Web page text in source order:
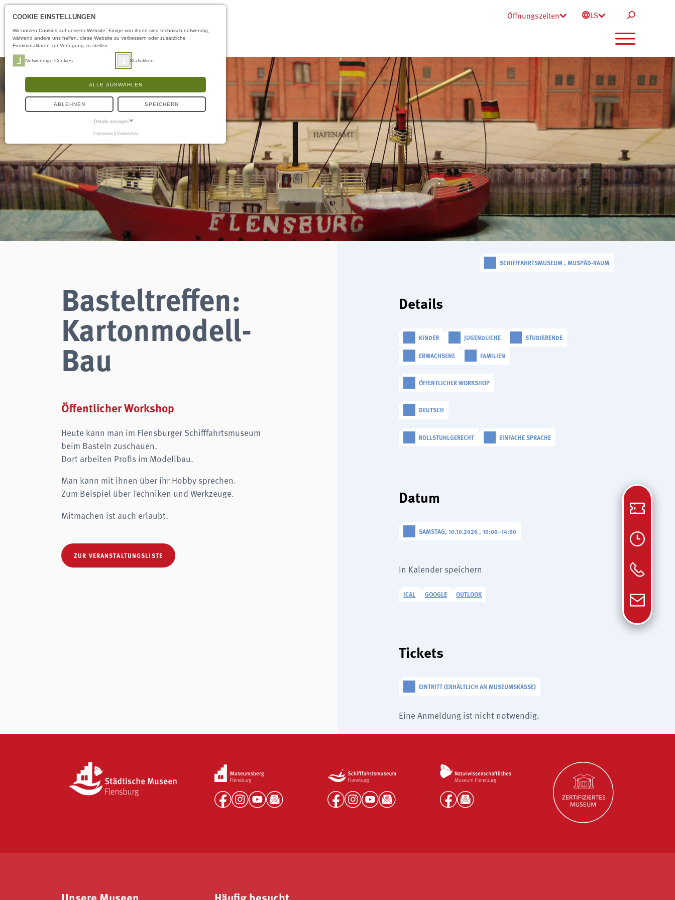
Öffnungszeiten LS
Basteltreffen:
Kartonmodell-
Bau
Öffentlicher Workshop
Heute kann man im Flensburger Schifffahrtsmuseum
beim Basteln zuschauen.
Dort arbeiten Profis im Modellbau.
Man kann mit ihnen über ihr Hobby sprechen.
Zum Beispiel über Techniken und Werkzeuge.
Mitmachen ist auch erlaubt.
ZUR VERANSTALTUNGSLISTE
SCHIFFFAHRTSMUSEUM , MUSPÄD-RAUM
Details
KINDER JUGENDLICHE STUDIERENDE
ERWACHSENE FAMILIEN
ÖFFENTLICHER WORKSHOP
DEUTSCH
ROLLSTUHLGERECHT EINFACHE SPRACHE
Datum
SAMSTAG, 10.10.2026 , 10:00–14:00
In Kalender speichern
ICAL GOOGLE OUTLOOK
Tickets
EINTRITT (ERHÄLTLICH AN MUSEUMSKASSE)
Eine Anmeldung ist nicht notwendig.
COOKIE EINSTELLUNGEN
Wir nutzen Cookies auf unserer Website. Einige von ihnen sind technisch notwendig,
während andere uns helfen, diese Website zu verbessern oder zusätzliche
Funktionalitäten zur Verfügung zu stellen.
Notwendige Cookies Statistiken
ALLE AUSWÄHLEN
ABLEHNEN SPEICHERN
Details anzeigen
Notwendige Cookies ermöglichen grundlegende Funktionen und sind für die
einwandfreie Funktion der Website erforderlich.
Frontend User
Name: fe_typo3_user
Anbieter: museen-flensburg.de
Login
Cookie Laufzeit: Session
Dieser Cookie speichert die ausgewählten Einverständnis-
Optionen des Benutzers
Wir verwenden Matomo für anonyme Website-Analysen, um unsere Dienste zu
verbessern. Es werden keine Cookies gespeichert.
Impressum | Datenschutz